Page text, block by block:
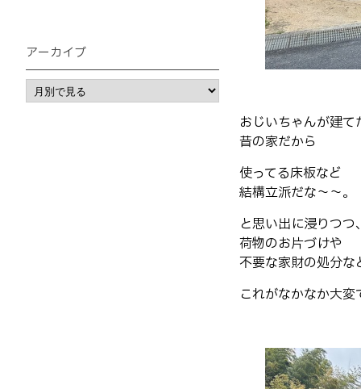
おじいちゃんが建て
昔の家だから
使ってる床板など
結構立派だな〜〜。
と思い出に浸りつつ
荷物のお片づけや
不要な家財の処分な
これがなかなか大変
アーカイブ